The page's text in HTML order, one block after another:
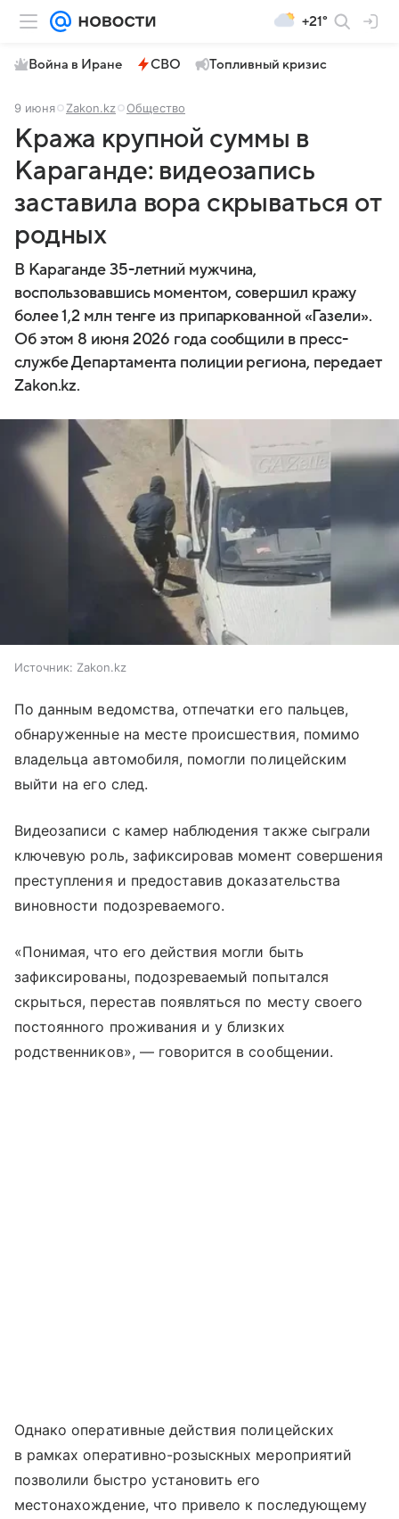
+21°
Война в Иране СВО Топливный кризис
9 июня Zakon.kz Общество
Кража крупной суммы в
Караганде: видеозапись
заставила вора скрываться от
родных
В Караганде 35-летний мужчина,
воспользовавшись моментом, совершил кражу
более 1,2 млн тенге из припаркованной «Газели».
Об этом 8 июня 2026 года сообщили в пресс-
службе Департамента полиции региона, передает
Zakon.kz.
Источник: Zakon.kz
По данным ведомства, отпечатки его пальцев,
обнаруженные на месте происшествия, помимо
владельца автомобиля, помогли полицейским
выйти на его след.
Видеозаписи с камер наблюдения также сыграли
ключевую роль, зафиксировав момент совершения
преступления и предоставив доказательства
виновности подозреваемого.
«Понимая, что его действия могли быть
зафиксированы, подозреваемый попытался
скрыться, перестав появляться по месту своего
постоянного проживания и у близких
родственников», — говорится в сообщении.
Однако оперативные действия полицейских
в рамках оперативно-розыскных мероприятий
позволили быстро установить его
местонахождение, что привело к последующему